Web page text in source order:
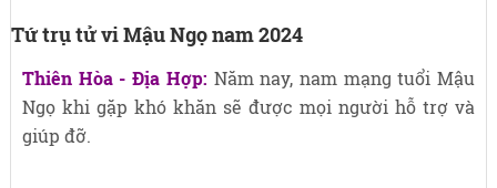
Tứ trụ tử vi Mậu Ngọ nam 2024
Thiên Hòa - Địa Hợp: Năm nay, nam mạng tuổi Mậu
Ngọ khi gặp khó khăn sẽ được mọi người hỗ trợ và
giúp đỡ.